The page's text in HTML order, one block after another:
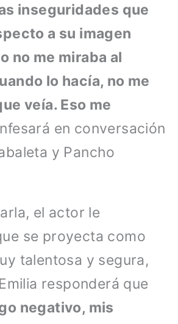
inseguridades que
a su imagen
no me miraba al
lo hacía, no me
veía. Eso me
en conversación
y Pancho
el actor le
se proyecta como
talentosa y segura,
responderá que
negativo, mis